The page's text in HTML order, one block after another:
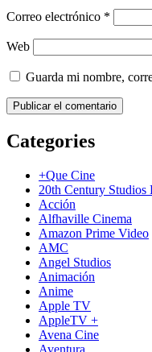
Correo electrónico *
Web
Guarda mi nombre,
Categories
+Que Cine
20th Century Studios
Acción
Alfhaville Cinema
Amazon Prime Video
AMC
Angel Studios
Animación
Anime
Apple TV
AppleTV +
Avena Cine
Aventura